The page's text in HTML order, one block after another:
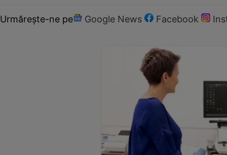
Urmărește-ne pe Google News Facebook